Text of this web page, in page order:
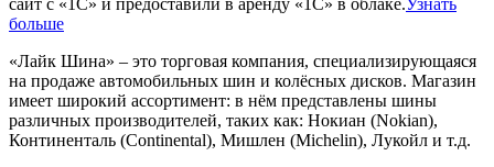
сайт с «1С» и предоставили в аренду «1С» в облаке.Узнать
больше
«Лайк Шина» – это торговая компания, специализирующаяся
на продаже автомобильных шин и колёсных дисков. Магазин
имеет широкий ассортимент: в нём представлены шины
различных производителей, таких как: Нокиан (Nokian),
Континенталь (Continental), Мишлен (Michelin), Лукойл и т.д.